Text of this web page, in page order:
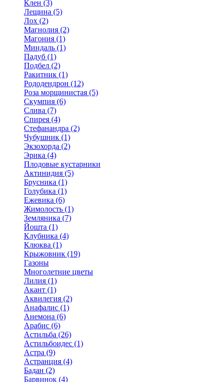
Клен (3)
Лещина (5)
Лох (2)
Магнолия (2)
Магония (1)
Миндаль (1)
Падуб (1)
Подбел (2)
Ракитник (1)
Рододендрон (12)
Роза морщинистая (5)
Скумпия (6)
Слива (7)
Спирея (4)
Стефанандра (2)
Чубушник (1)
Экзохорда (2)
Эрика (4)
Плодовые кустарники
Актинидия (5)
Брусника (1)
Голубика (1)
Ежевика (6)
Жимолость (1)
Земляника (7)
Йошта (1)
Клубника (4)
Клюква (1)
Крыжовник (19)
Газоны
Многолетние цветы
Лилия (1)
Акант (1)
Аквилегия (2)
Анафалис (1)
Анемона (6)
Арабис (6)
Астильба (26)
Астильбоидес (1)
Астра (9)
Астранция (4)
Бадан (2)
Барвинок (4)